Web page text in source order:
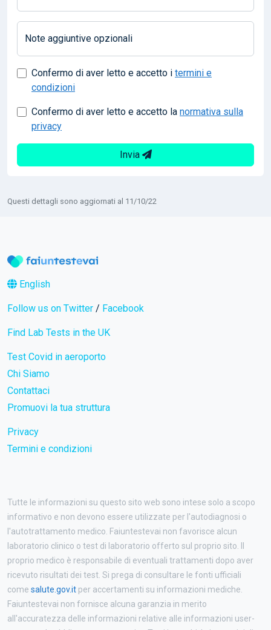
Note aggiuntive opzionali
Confermo di aver letto e accetto i termini e
condizioni
Confermo di aver letto e accetto la normativa sulla
privacy
Invia
Questi dettagli sono aggiornati al 11/10/22
English
Follow us on Twitter / Facebook
Find Lab Tests in the UK
Test Covid in aeroporto
Chi Siamo
Contattaci
Promuovi la tua struttura
Privacy
Termini e condizioni
Tutte le informazioni su questo sito web sono intese solo a scopo
informativo e non devono essere utilizzate per l'autodiagnosi o
l'autotrattamento medico. Faiuntestevai non favorisce alcun
laboratorio clinico o test di laboratorio offerto sul proprio sito. Il
proprio medico è responsabile di eventuali trattamenti dopo aver
ricevuto risultati dei test. Si prega di consultare le fonti ufficiali
come salute.gov.it per accertamenti su informazioni mediche.
Faiuntestevai non fornisce alcuna garanzia in merito
all'accuratezza delle informazioni relative alle informazioni user-